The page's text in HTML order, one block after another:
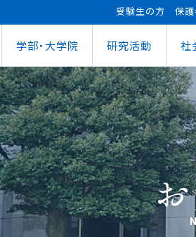
受験生の方 保
図書館
第62回大学祭
式辞集
学部・大学院
環境学部
境食品応用化学科
ザイン学科
研究活動
地域連携研究推進センター
教育研究業績情報
研究シーズ紹介
研究紀要
外国人研究者招へい・受入れ
研
まち
ウ
未
社
実験
バン
ロボット事業
FUTブラス
スポーツ教室
その他活動
活動レポート
インターナショナルセンター
国際交流
海外留学プログラム（OCPS）
文化交流
【重要】海外へ渡航するみなさんへ
就職⽀援ナビ
企業の方へ
求人・説明会のお申し込み
キャリアセンターとの面談
⾦
奨学⾦
奨学⾦
援機構奨学⾦ 給付奨学⾦
援機構奨学⾦ 貸与奨学⾦
教育
授業
援室
アセンター
ェクト
医務情報
障害学⽣⽀援
寮・下宿のご案内
クラブ活動支援セン
学習管理システム（manaba）
学生ポータルシステム（学外からの接続）
WEBシラバス